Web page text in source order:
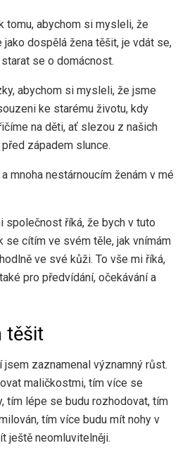
tomu, abychom si mysleli, že
dospělá žena těšit, je vdát se,
se o domácnost.
abychom si mysleli, že jsme
ke starému životu, kdy
na děti, ať slezou z našich
západem slunce.
mnoha nestárnoucím ženám v mé
společnost říká, že bych v tuto
se cítím ve svém těle, jak vnímám
ve své kůži. To vše mi říká,
pro předvídání, očekávání a
těšit
zaznamenal významný růst.
maličkostmi, tím více se
tím lépe se budu rozhodovat, tím
tím více budu mít nohy v
ještě neomluvitelněji.